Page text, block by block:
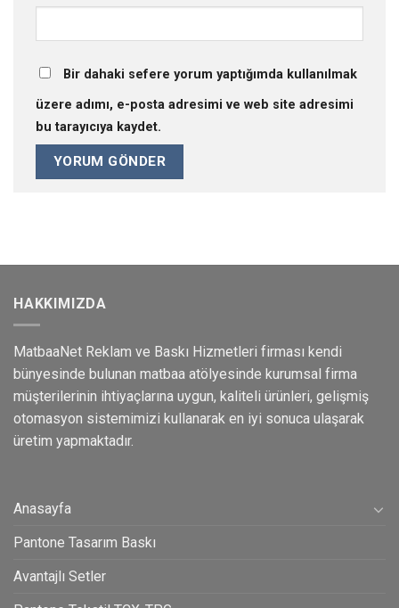
Bir dahaki sefere yorum yaptığımda kullanılmak
üzere adımı, e-posta adresimi ve web site adresimi
bu tarayıcıya kaydet.
HAKKIMIZDA
MatbaaNet Reklam ve Baskı Hizmetleri firması kendi
bünyesinde bulunan matbaa atölyesinde kurumsal firma
müşterilerinin ihtiyaçlarına uygun, kaliteli ürünleri, gelişmiş
otomasyon sistemimizi kullanarak en iyi sonuca ulaşarak
üretim yapmaktadır.
Anasayfa
Pantone Tasarım Baskı
Avantajlı Setler